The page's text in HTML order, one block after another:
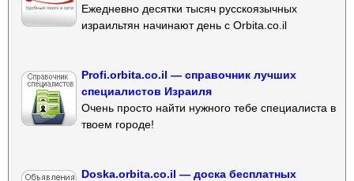
Ежедневно десятки тысяч русскоязычных
израильтян начинают день с Orbita.co.il
Profi.orbita.co.il — справочник лучших
специалистов Израиля
Очень просто найти нужного тебе специалиста в
твоем городе!
Doska.orbita.co.il — доска бесплатных